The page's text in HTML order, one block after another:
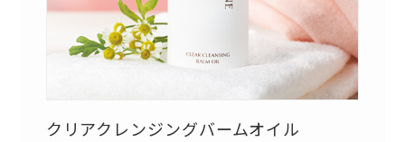
クリアクレンジングバームオイル